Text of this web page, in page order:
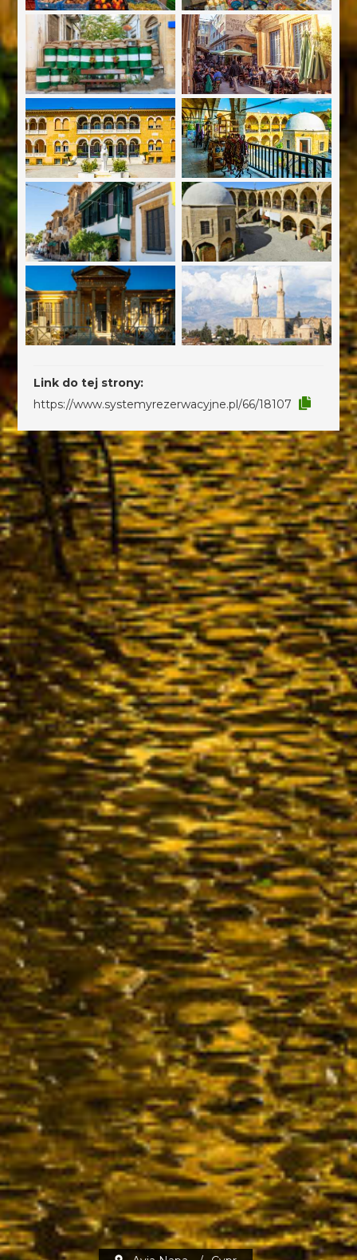
Link do tej strony:
https://www.systemyrezerwacyjne.pl/66/18107